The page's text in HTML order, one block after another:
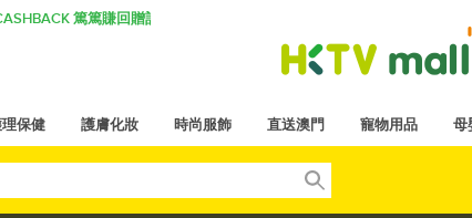
篤篤賺回贈計劃
保健 護膚化妝 時尚服飾 直送澳門 寵物用品 母